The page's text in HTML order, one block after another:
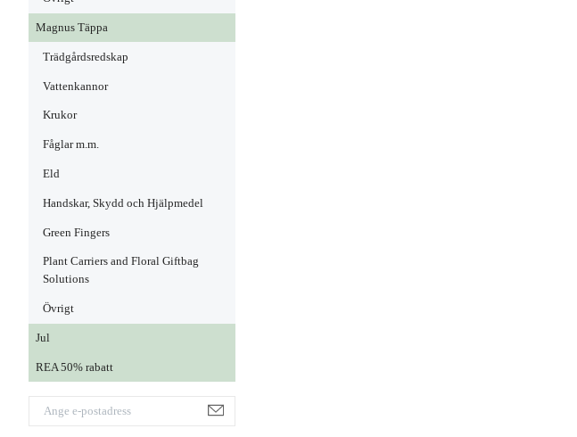
Magnus Täppa
Trädgårdsredskap
Vattenkannor
Krukor
Fåglar m.m.
Eld
Handskar, Skydd och Hjälpmedel
Green Fingers
Plant Carriers and Floral Giftbag
Solutions
Övrigt
Jul
REA 50% rabatt